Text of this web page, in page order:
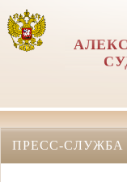
ПРЕСС-СЛУЖБА